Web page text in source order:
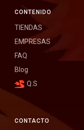
CONTACTO
CONTENIDO
TIENDAS
EMPRESAS
FAQ
Blog
Q.S